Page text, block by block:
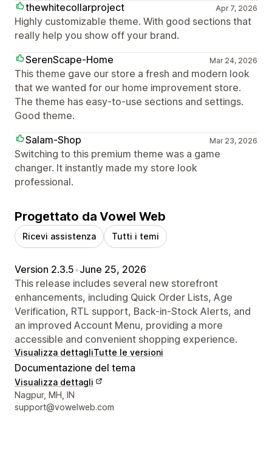
thewhitecollarproject
Apr 7, 2026
Highly customizable theme. With good sections that
really help you show off your brand.
SerenScape-Home
Mar 24, 2026
This theme gave our store a fresh and modern look
that we wanted for our home improvement store.
The theme has easy-to-use sections and settings.
Good theme.
Salam-Shop
Mar 23, 2026
Switching to this premium theme was a game
changer. It instantly made my store look
professional.
Progettato da Vowel Web
Ricevi assistenza Tutti i temi
Version 2.3.5•June 25, 2026
This release includes several new storefront
enhancements, including Quick Order Lists, Age
Verification, RTL support, Back-in-Stock Alerts, and
an improved Account Menu, providing a more
accessible and convenient shopping experience.
Visualizza dettagliTutte le versioni
Documentazione del tema
Visualizza dettagli
Recapiti del designer
Nagpur, MH, IN
support@vowelweb.com